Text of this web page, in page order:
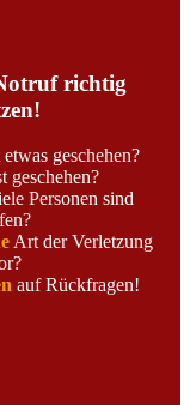
richtig
etwas geschehen?
geschehen?
Personen sind
Art der Verletzung
auf Rückfragen!